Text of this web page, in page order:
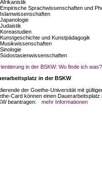
Afrikanistik
Empirische Sprachwissenschaften und
Islamwissenschaften
Japanologie
Judaistik
Koreastudien
Kunstgeschichte und Kunstpädagogik
Musikwissenschaften
Sinologie
Südostasienwissenschaften
in der BSKW: Wo finde ich was?
in der BSKW
der Goethe-Universität mit
Card können einen Dauerarbeitsplatz
beantragen:
mehr Informationen